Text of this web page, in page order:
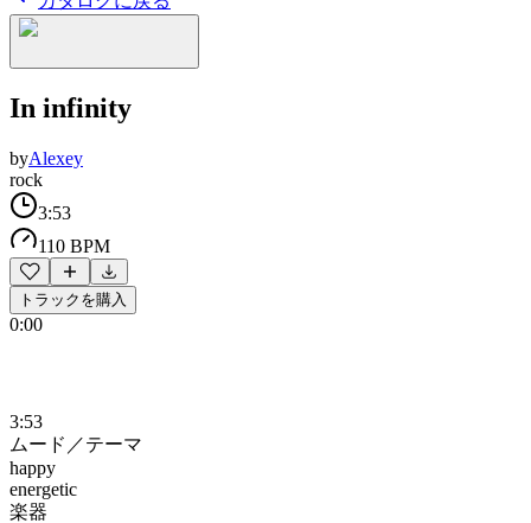
In infinity
byAlexey
rock
3:53
110 BPM
トラックを購入
0:00
3:53
ムード／テーマ
happy
energetic
楽器